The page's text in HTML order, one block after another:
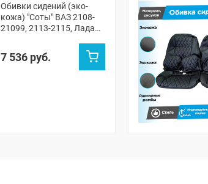
Обивки сидений (эко-
кожа) "Соты" ВАЗ 2108-
21099, 2113-2115, Лада
7 536 руб.